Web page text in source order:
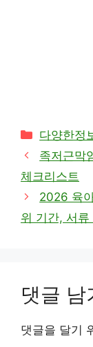
카
테
리
다양한정
족저근막
체크리스트
2026 육
위 기간, 서류
댓글 남
댓글을 달기